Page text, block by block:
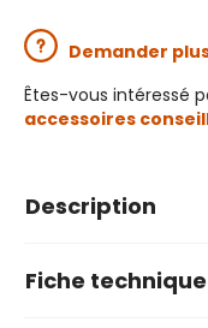
Demander
Êtes-vous intéressé
accessoires
Description
Fiche